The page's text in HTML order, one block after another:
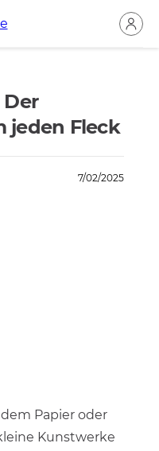
jeden Fleck
7/02/2025
Papier oder
Kunstwerke